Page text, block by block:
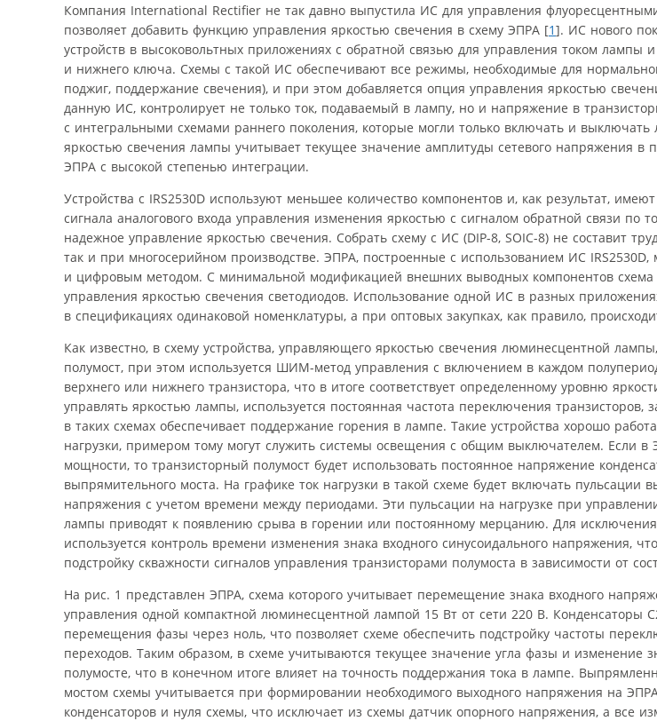
Компания International Rectifier не так давно выпустила ИС для управления
позволяет добавить функцию управления яркостью свечения в схему ЭПРА [1]. ИС нового
устройств в высоковольтных приложениях с обратной связью для управления током лампы
и нижнего ключа. Схемы с такой ИС обеспечивают все режимы, необходимые для
поджиг, поддержание свечения), и при этом добавляется опция управления яркостью
данную ИС, контролирует не только ток, подаваемый в лампу, но и напряжение в
с интегральными схемами раннего поколения, которые могли только включать и
яркостью свечения лампы учитывает текущее значение амплитуды сетевого напряжения в
ЭПРА с высокой степенью интеграции.
Устройства с IRS2530D используют меньшее количество компонентов и, как результат,
сигнала аналогового входа управления изменения яркостью с сигналом обратной связи по
надежное управление яркостью свечения. Собрать схему с ИС (DIP-8, SOIC-8) не составит
так и при многосерийном производстве. ЭПРА, построенные с использованием ИС IRS2530D,
и цифровым методом. С минимальной модификацией внешних выводных компонентов схема
управления яркостью свечения светодиодов. Использование одной ИС в разных
в спецификациях одинаковой номенклатуры, а при оптовых закупках, как правило,
Как известно, в схему устройства, управляющего яркостью свечения люминесцентной
полумост, при этом используется ШИМ-метод управления с включением в каждом
верхнего или нижнего транзистора, что в итоге соответствует определенному уровню
управлять яркостью лампы, используется постоянная частота переключения
в таких схемах обеспечивает поддержание горения в лампе. Такие устройства хорошо
нагрузки, примером тому могут служить системы освещения с общим выключателем. Если в
мощности, то транзисторный полумост будет использовать постоянное напряжение
выпрямительного моста. На графике ток нагрузки в такой схеме будет включать пульсации
напряжения с учетом времени между периодами. Эти пульсации на нагрузке при
лампы приводят к появлению срыва в горении или постоянному мерцанию. Для
используется контроль времени изменения знака входного синусоидального напряжения,
подстройку скважности сигналов управления транзисторами полумоста в зависимости от
На рис. 1 представлен ЭПРА, схема которого учитывает перемещение знака входного
управления одной компактной люминесцентной лампой 15 Вт от сети 220 В. Конденсаторы
перемещения фазы через ноль, что позволяет схеме обеспечить подстройку частоты
переходов. Таким образом, в схеме учитываются текущее значение угла фазы и изменение
полумосте, что в конечном итоге влияет на точность поддержания тока в лампе.
мостом схемы учитывается при формировании необходимого выходного напряжения на
конденсаторов и нуля схемы, что исключает из схемы датчик опорного напряжения, а все